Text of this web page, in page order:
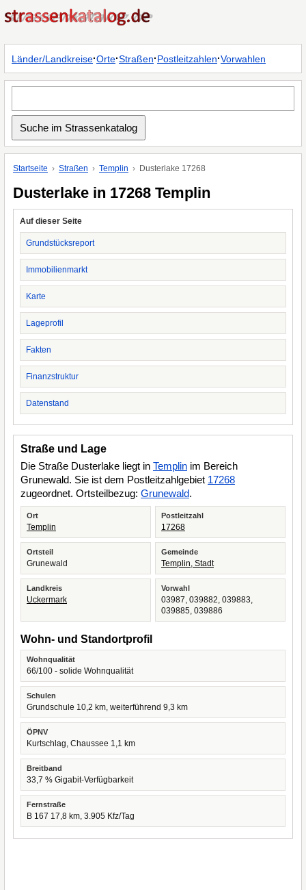
Länder/Landkreise·Orte·Straßen·Postleitzahlen·Vorwahlen
Startseite Straßen Templin Dusterlake 17268
Dusterlake in 17268 Templin
Auf dieser Seite
Grundstücksreport
Immobilienmarkt
Karte
Lageprofil
Fakten
Finanzstruktur
Datenstand
Straße und Lage
Die Straße Dusterlake liegt in Templin im Bereich
Grunewald. Sie ist dem Postleitzahlgebiet 17268
zugeordnet. Ortsteilbezug: Grunewald.
Ort
Templin
Postleitzahl
17268
Ortsteil
Grunewald
Gemeinde
Templin, Stadt
Landkreis
Uckermark
Vorwahl
03987, 039882, 039883,
039885, 039886
Wohn- und Standortprofil
Wohnqualität
66/100 - solide Wohnqualität
Schulen
Grundschule 10,2 km, weiterführend 9,3 km
ÖPNV
Kurtschlag, Chaussee 1,1 km
Breitband
33,7 % Gigabit-Verfügbarkeit
Fernstraße
B 167 17,8 km, 3.905 Kfz/Tag